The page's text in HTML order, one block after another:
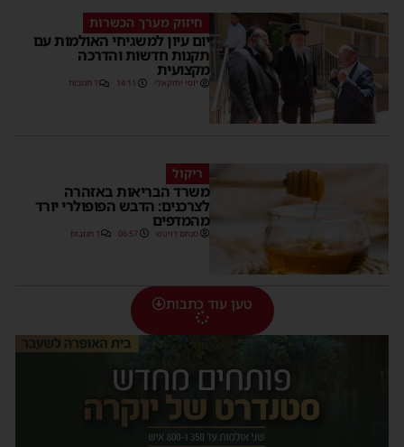
חיזוק מערך הכשרות
יום עיון למשגיחי האולמות עם
תקנות חדשות והדרכה
מקצועית
יוסי יחזקאלי 14:11 1 תגובות
ריקול
משרד הבריאות באזהרה
לצרכנים: הדבש הפופולרי יורד
מהמדפים
מנחם דויטש 06:57 1 תגובות
טען עוד כתבות